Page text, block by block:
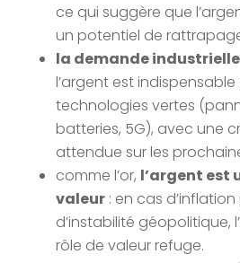
ce qui suggère que
un potentiel de
la demande
l’argent est indispensable
technologies vertes
batteries, 5G), avec une
attendue sur les
comme l’or, l’argent est
valeur: en cas
d’instabilité géopolitique,
rôle de valeur refuge.